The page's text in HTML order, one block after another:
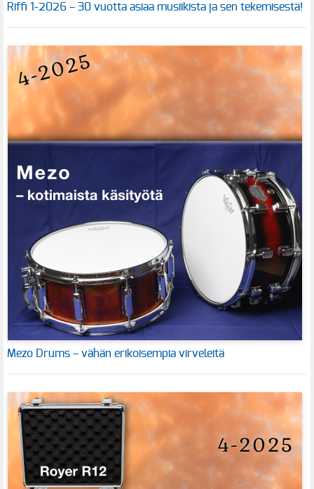
Riffi 1-2026 – 30 vuotta asiaa musiikista ja sen tekemisestä!
Mezo Drums – vähän erikoisempia virveleitä